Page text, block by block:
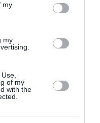
my
my
of my
with the